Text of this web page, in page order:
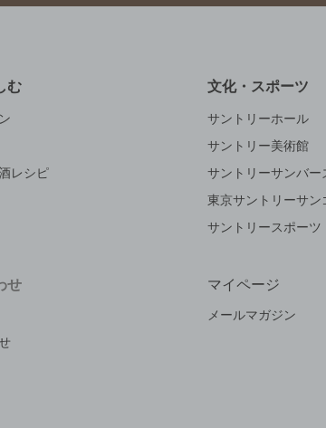
む
レシピ
文化・スポーツ
サントリーホール
サントリー美術館
サントリーサンバー
東京サントリーサン
サントリースポーツ
せ マイページ
メールマガジン